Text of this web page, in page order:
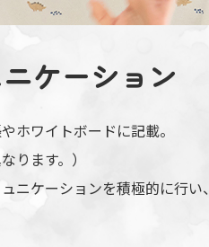
ケーション
ホワイトボードに記載。
ります。）
ニケーションを積極的に行い、